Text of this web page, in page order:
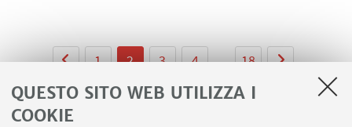
QUESTO SITO WEB UTILIZZA I
COOKIE
1 2 3 4 ... 18